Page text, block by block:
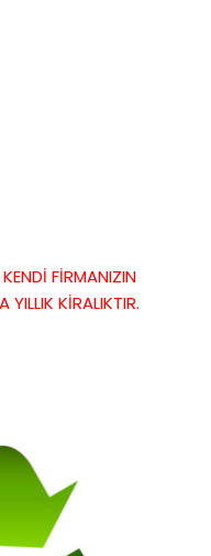
FİRMANIZIN
YILLIK KİRALIKTIR.